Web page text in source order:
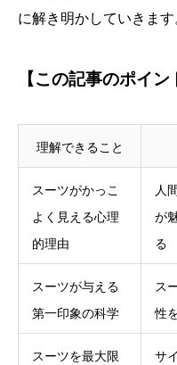
に解き明かしていきます
【この記事のポイン
理解できること
スーツがかっこ
よく見える心理
的理由
人
が
る
スーツが与える
第一印象の科学
ス
性
スーツを最大限
サ